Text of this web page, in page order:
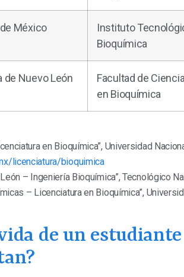
México
Instituto
Bioquímica
de Nuevo León
Facultad de
en Bioquímica
en Bioquímica”, Universidad
licenciatura/bioquimica
– Ingeniería Bioquímica”, Tecnológico
– Licenciatura en Bioquímica”,
de un